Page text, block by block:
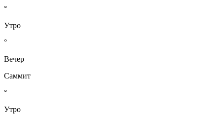
°
Утро
°
Вечер
Саммит
°
Утро